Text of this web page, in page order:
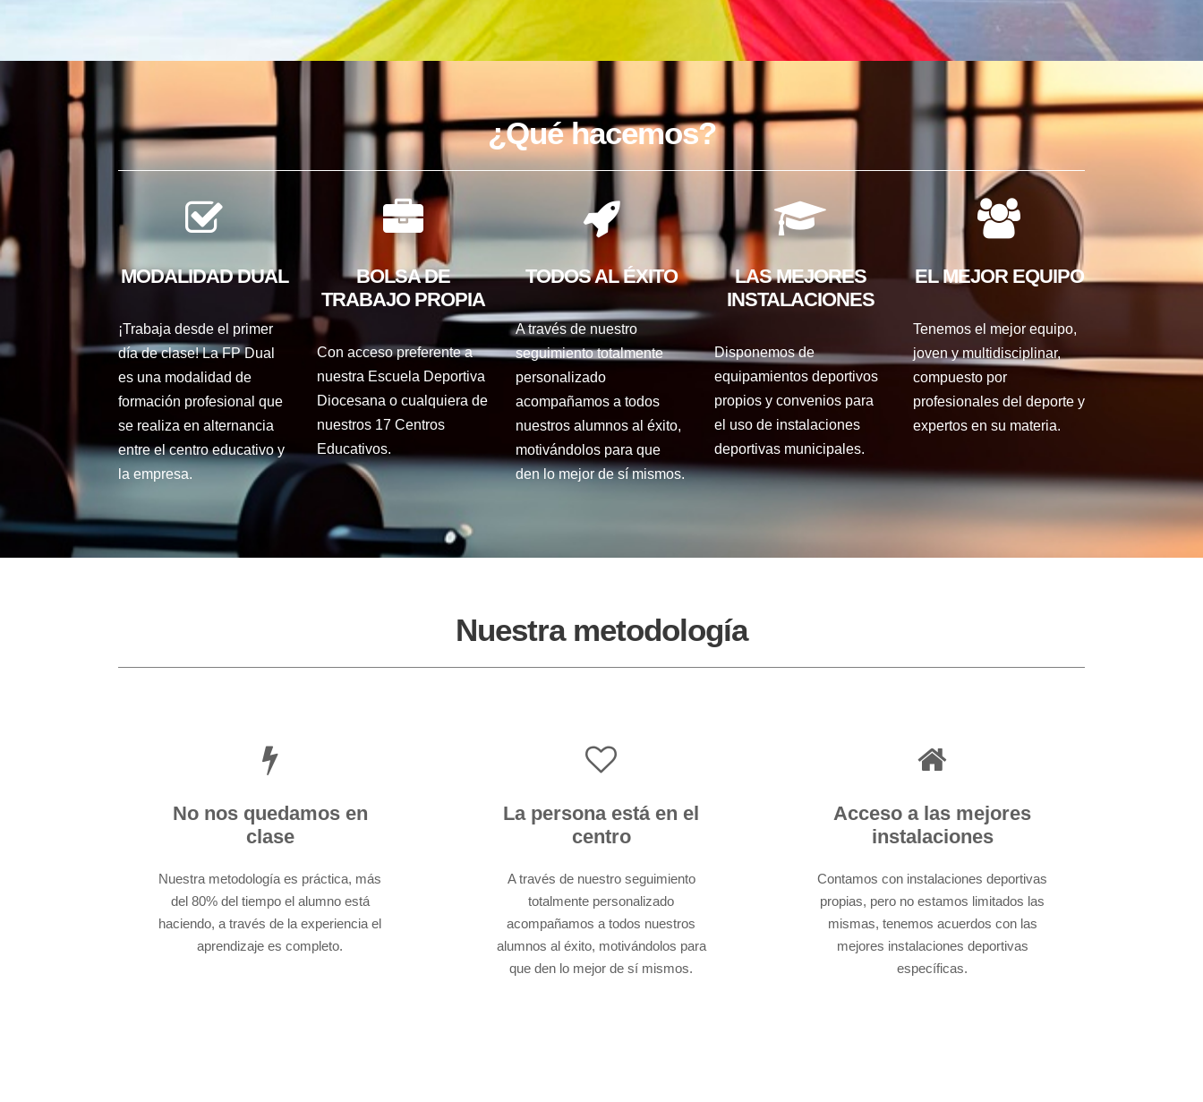
¿Qué hacemos?
MODALIDAD DUAL
¡Trabaja desde el primer
día de clase! La FP Dual
es una modalidad de
formación profesional que
se realiza en alternancia
entre el centro educativo y
la empresa.
BOLSA DE
TRABAJO PROPIA
Con acceso preferente a
nuestra Escuela Deportiva
Diocesana o cualquiera de
nuestros 17 Centros
Educativos.
TODOS AL ÉXITO
A través de nuestro
seguimiento totalmente
personalizado
acompañamos a todos
nuestros alumnos al éxito,
motivándolos para que
den lo mejor de sí mismos.
LAS MEJORES
INSTALACIONES
Disponemos de
equipamientos deportivos
propios y convenios para
el uso de instalaciones
deportivas municipales.
EL MEJOR EQUIPO
Tenemos el mejor equipo,
joven y multidisciplinar,
compuesto por
profesionales del deporte y
expertos en su materia.
Nuestra metodología
No nos quedamos en
clase
Nuestra metodología es práctica, más
del 80% del tiempo el alumno está
haciendo, a través de la experiencia el
aprendizaje es completo.
Vivir y experimentar es el
camino hacia el éxito.
La persona está en el
centro
A través de nuestro seguimiento
totalmente personalizado
acompañamos a todos nuestros
alumnos al éxito, motivándolos para
que den lo mejor de sí mismos.
Somos una gran comunidad.
Acceso a las mejores
instalaciones
Contamos con instalaciones deportivas
propias, pero no estamos limitados las
mismas, tenemos acuerdos con las
mejores instalaciones deportivas
específicas.
Nuestros alumnos aprenden
con las mejores
infraestructuras deportivas.